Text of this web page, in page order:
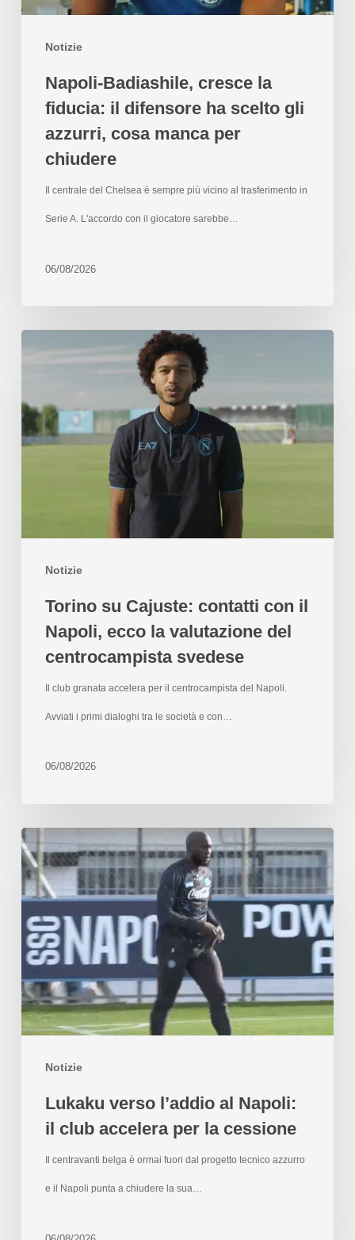
Notizie
Napoli-Badiashile, cresce la
fiducia: il difensore ha scelto gli
azzurri, cosa manca per
chiudere
Il centrale del Chelsea è sempre più vicino al trasferimento in
Serie A. L'accordo con il giocatore sarebbe…
06/08/2026
Notizie
Torino su Cajuste: contatti con il
Napoli, ecco la valutazione del
centrocampista svedese
Il club granata accelera per il centrocampista del Napoli.
Avviati i primi dialoghi tra le società e con…
06/08/2026
Notizie
Lukaku verso l’addio al Napoli:
il club accelera per la cessione
Il centravanti belga è ormai fuori dal progetto tecnico azzurro
e il Napoli punta a chiudere la sua…